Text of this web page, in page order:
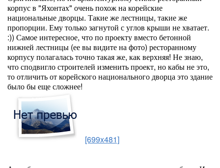
корпус в "Яхонтах" очень похож на корейские
национальные дворцы. Такие же лестницы, такие же
пропорции. Ему только загнутой с углов крыши не хватает.
:)) Самое интересное, что по проекту вместо бетонной
нижней лестницы (ее вы видите на фото) ресторанному
корпусу полагалась точно такая же, как верхняя! Не знаю,
что сподвигло строителей изменить проект, но кабы не это,
то отличить от корейского национального дворца это здание
было бы еще сложнее!
[699x481]